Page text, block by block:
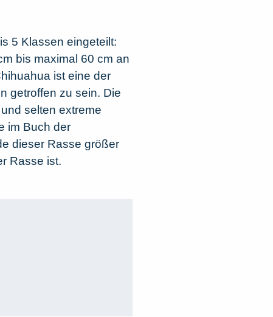
5 Klassen eingeteilt:
bis maximal 60 cm an
ist eine der
getroffen zu sein. Die
selten extreme
im Buch der
dieser Rasse größer
Rasse ist.